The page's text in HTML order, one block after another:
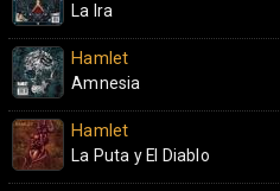
La Ira
Hamlet
Amnesia
Hamlet
La Puta y El Diablo